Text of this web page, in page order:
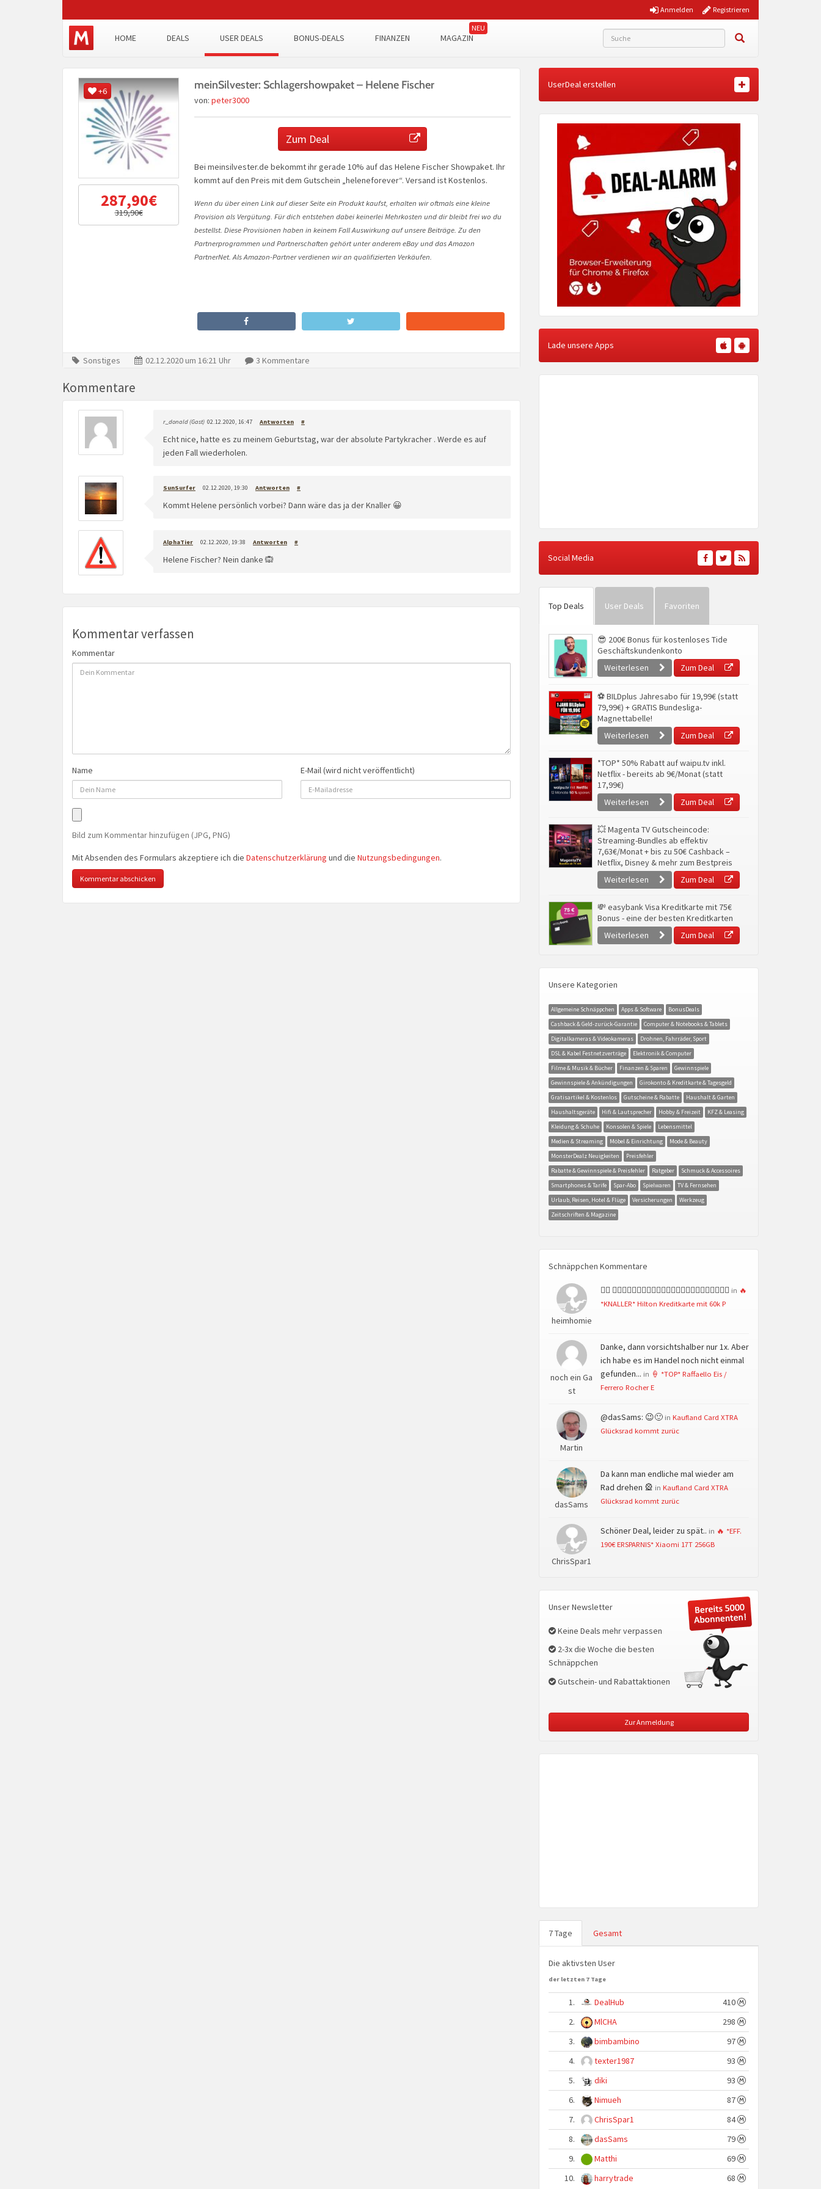
Registrieren
Anmelden
HOME DEALS USER DEALS BONUS-DEALS FINANZEN MAGAZIN
+6
287,90€
319,90€
meinSilvester: Schlagershowpaket – Helene Fischer
von: peter3000
Zum Deal
Bei meinsilvester.de bekommt ihr gerade 10% auf das Helene Fischer Showpaket. Ihr
kommt auf den Preis mit dem Gutschein „heleneforever“. Versand ist Kostenlos.
Wenn du über einen Link auf dieser Seite ein Produkt kaufst, erhalten wir oftmals eine kleine
Provision als Vergütung. Für dich entstehen dabei keinerlei Mehrkosten und dir bleibt frei wo du
bestellst. Diese Provisionen haben in keinem Fall Auswirkung auf unsere Beiträge. Zu den
Partnerprogrammen und Partnerschaften gehört unter anderem eBay und das Amazon
PartnerNet. Als Amazon-Partner verdienen wir an qualifizierten Verkäufen.
Sonstiges 02.12.2020 um 16:21 Uhr 3 Kommentare
Kommentare
r_donald (Gast) 02.12.2020, 16:47 Antworten #
Echt nice, hatte es zu meinem Geburtstag, war der absolute Partykracher . Werde es auf
jeden Fall wiederholen.
SunSurfer 02.12.2020, 19:30 Antworten #
Kommt Helene persönlich vorbei? Dann wäre das ja der Knaller 😀
AlphaTier 02.12.2020, 19:38 Antworten #
Helene Fischer? Nein danke 🙉
Kommentar verfassen
Kommentar
Name E-Mail (wird nicht veröffentlicht)
Bild zum Kommentar hinzufügen (JPG, PNG)
Mit Absenden des Formulars akzeptiere ich die Datenschutzerklärung und die Nutzungsbedingungen.
UserDeal erstellen
Lade unsere Apps
Social Media
Top Deals User Deals Favoriten
😎 200€ Bonus für kostenloses Tide
Geschäftskundenkonto
Weiterlesen
Zum Deal
⚽ BILDplus Jahresabo für 19,99€ (statt
79,99€) + GRATIS Bundesliga-
Magnettabelle!
Weiterlesen
Zum Deal
*TOP* 50% Rabatt auf waipu.tv inkl.
Netflix - bereits ab 9€/Monat (statt
17,99€)
Weiterlesen
Zum Deal
💥 Magenta TV Gutscheincode:
Streaming-Bundles ab effektiv
7,63€/Monat + bis zu 50€ Cashback –
Netflix, Disney & mehr zum Bestpreis
Weiterlesen
Zum Deal
💸 easybank Visa Kreditkarte mit 75€
Bonus - eine der besten Kreditkarten
Weiterlesen
Zum Deal
Unsere Kategorien
Allgemeine Schnäppchen Apps & Software
BonusDeals
Cashback & Geld-zurück-Garantie
Computer & Notebooks & Tablets
Digitalkameras & Videokameras
Drohnen, Fahrräder, Sport
DSL & Kabel Festnetzverträge
Elektronik & Computer
Filme & Musik & Bücher
Finanzen & Sparen
Gewinnspiele
Gewinnspiele & Ankündigungen
Girokonto & Kreditkarte & Tagesgeld
Gratisartikel & Kostenlos
Gutscheine & Rabatte
Haushalt & Garten
Haushaltsgeräte
Hifi & Lautsprecher Hobby & Freizeit
KFZ & Leasing
Kleidung & Schuhe
Konsolen & Spiele
Lebensmittel
Medien & Streaming
Möbel & Einrichtung
Mode & Beauty
MonsterDealz Neuigkeiten
Preisfehler
Rabatte & Gewinnspiele & Preisfehler
Ratgeber
Schmuck & Accessoires
Smartphones & Tarife
Spar-Abo Spielwaren
TV & Fernsehen
Urlaub, Reisen, Hotel & Flüge
Versicherungen
Werkzeug
Zeitschriften & Magazine
Schnäppchen Kommentare
heimhomie
👍🏻 👍🏻👍🏻👍🏻👍🏻👍🏻👍🏻👍🏻👍🏻👍🏻👍🏻👍🏻👍🏻 in 🔥
*KNALLER* Hilton Kreditkarte mit 60k P
noch ein Ga
st
Danke, dann vorsichtshalber nur 1x. Aber
ich habe es im Handel noch nicht einmal
gefunden... in 🍦 *TOP* Raffaello Eis /
Ferrero Rocher E
Martin
@dasSams: 😉🙂 in Kaufland Card XTRA
Glücksrad kommt zurüc
dasSams
Da kann man endliche mal wieder am
Rad drehen 🎡 in Kaufland Card XTRA
Glücksrad kommt zurüc
ChrisSpar1
Schöner Deal, leider zu spät.. in 🔥 *EFF.
190€ ERSPARNIS* Xiaomi 17T 256GB
Unser Newsletter
Keine Deals mehr verpassen
2-3x die Woche die besten
Schnäppchen
Gutschein- und Rabattaktionen
Zur Anmeldung
7 Tage Gesamt
Die aktivsten User
der letzten 7 Tage
1. DealHub
410
2.
MlCHA
298
3.
bimbambino
97
4.
texter1987
93
5.
diki
93
6.
Nimueh
87
7.
ChrisSpar1
84
8.
dasSams
79
9.
Matthi
69
10.
harrytrade 68